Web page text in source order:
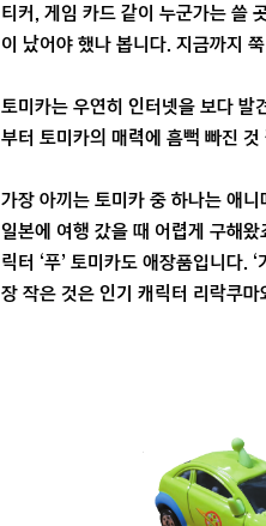
티커, 게임 카드 같이 누군가는 쓸
이 났어야 했나 봅니다. 지금까지
토미카는 우연히 인터넷을 보다 발
부터 토미카의 매력에 흠뻑 빠진
가장 아끼는 토미카 중 하나는 애니
일본에 여행 갔을 때 어렵게 구해
릭터 ‘푸’ 토미카도 애장품입니다.
장 작은 것은 인기 캐릭터 리락쿠